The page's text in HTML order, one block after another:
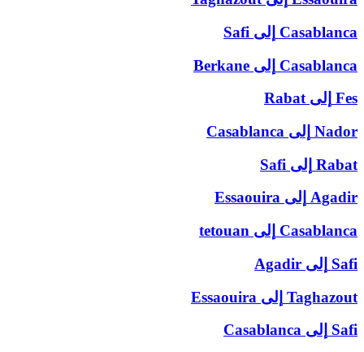
Casablanca إلى Safi
Casablanca إلى Berkane
Fes إلى Rabat
Nador إلى Casablanca
Rabat إلى Safi
Agadir إلى Essaouira
Casablanca إلى tetouan
Safi إلى Agadir
Taghazout إلى Essaouira
Safi إلى Casablanca